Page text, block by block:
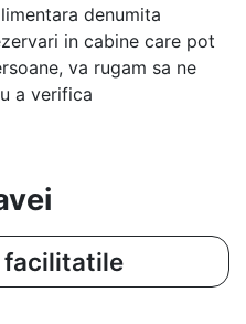
denumita
in cabine care pot
va rugam sa ne
a verifica
facilitatile